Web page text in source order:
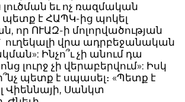
եւ ոչ ռազմական
է ՀԱՊԿ-ից պոկել
որ ՈՒԱԶ-ի մոլորվածության
ուղեկալի վրա ադրբեջանական
Ինչո՞ւ չի անում դա
լուրջ չի վերաբերվում»: Իսկ
պետք է սպասել։ «Պետք է
Վիեննայի, Սանկտ